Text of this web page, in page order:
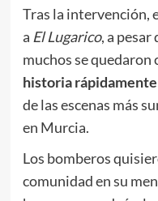
Tras la intervención,
a El Lugarico, a
muchos se quedaron
historia
de las escenas más
en Murcia.
Los bomberos
comunidad en su